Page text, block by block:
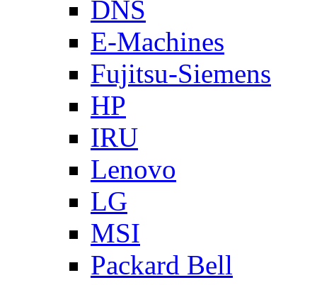
DNS
E-Machines
Fujitsu-Siemens
HP
IRU
Lenovo
LG
MSI
Packard Bell